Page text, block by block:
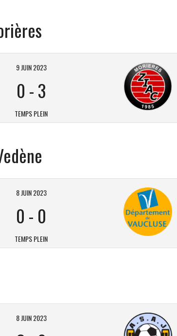
9 JUIN 2023
0 -3
TEMPS PLEIN
8 JUIN 2023
0 - 0
TEMPS PLEIN
8 JUIN 2023